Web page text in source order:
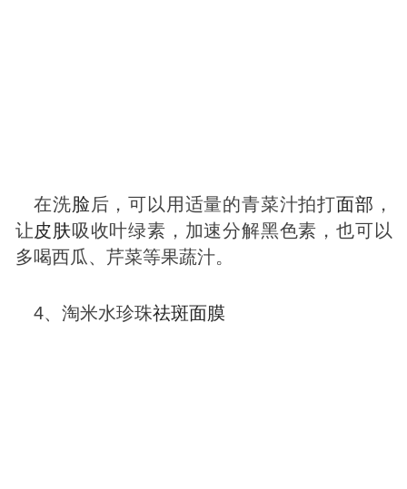
在洗脸 后，可以用适量的青菜汁拍打面部 ，
让皮肤吸收叶绿素，加速分解黑色素，也可以
多喝西瓜、芹菜等果蔬汁。
4、淘米水珍珠祛斑面膜